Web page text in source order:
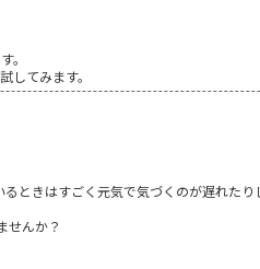
。
してみます。
ときはすごく元気で気づくのが遅れたり
せんか？